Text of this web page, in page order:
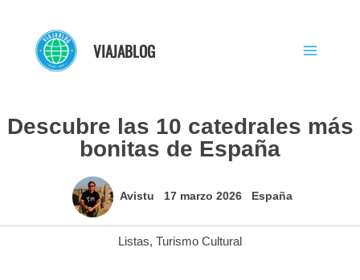
contenido
VIAJABLOG
Descubre las 10 catedrales más
bonitas de España
Avistu 17 marzo 2026 España
Listas, Turismo Cultural